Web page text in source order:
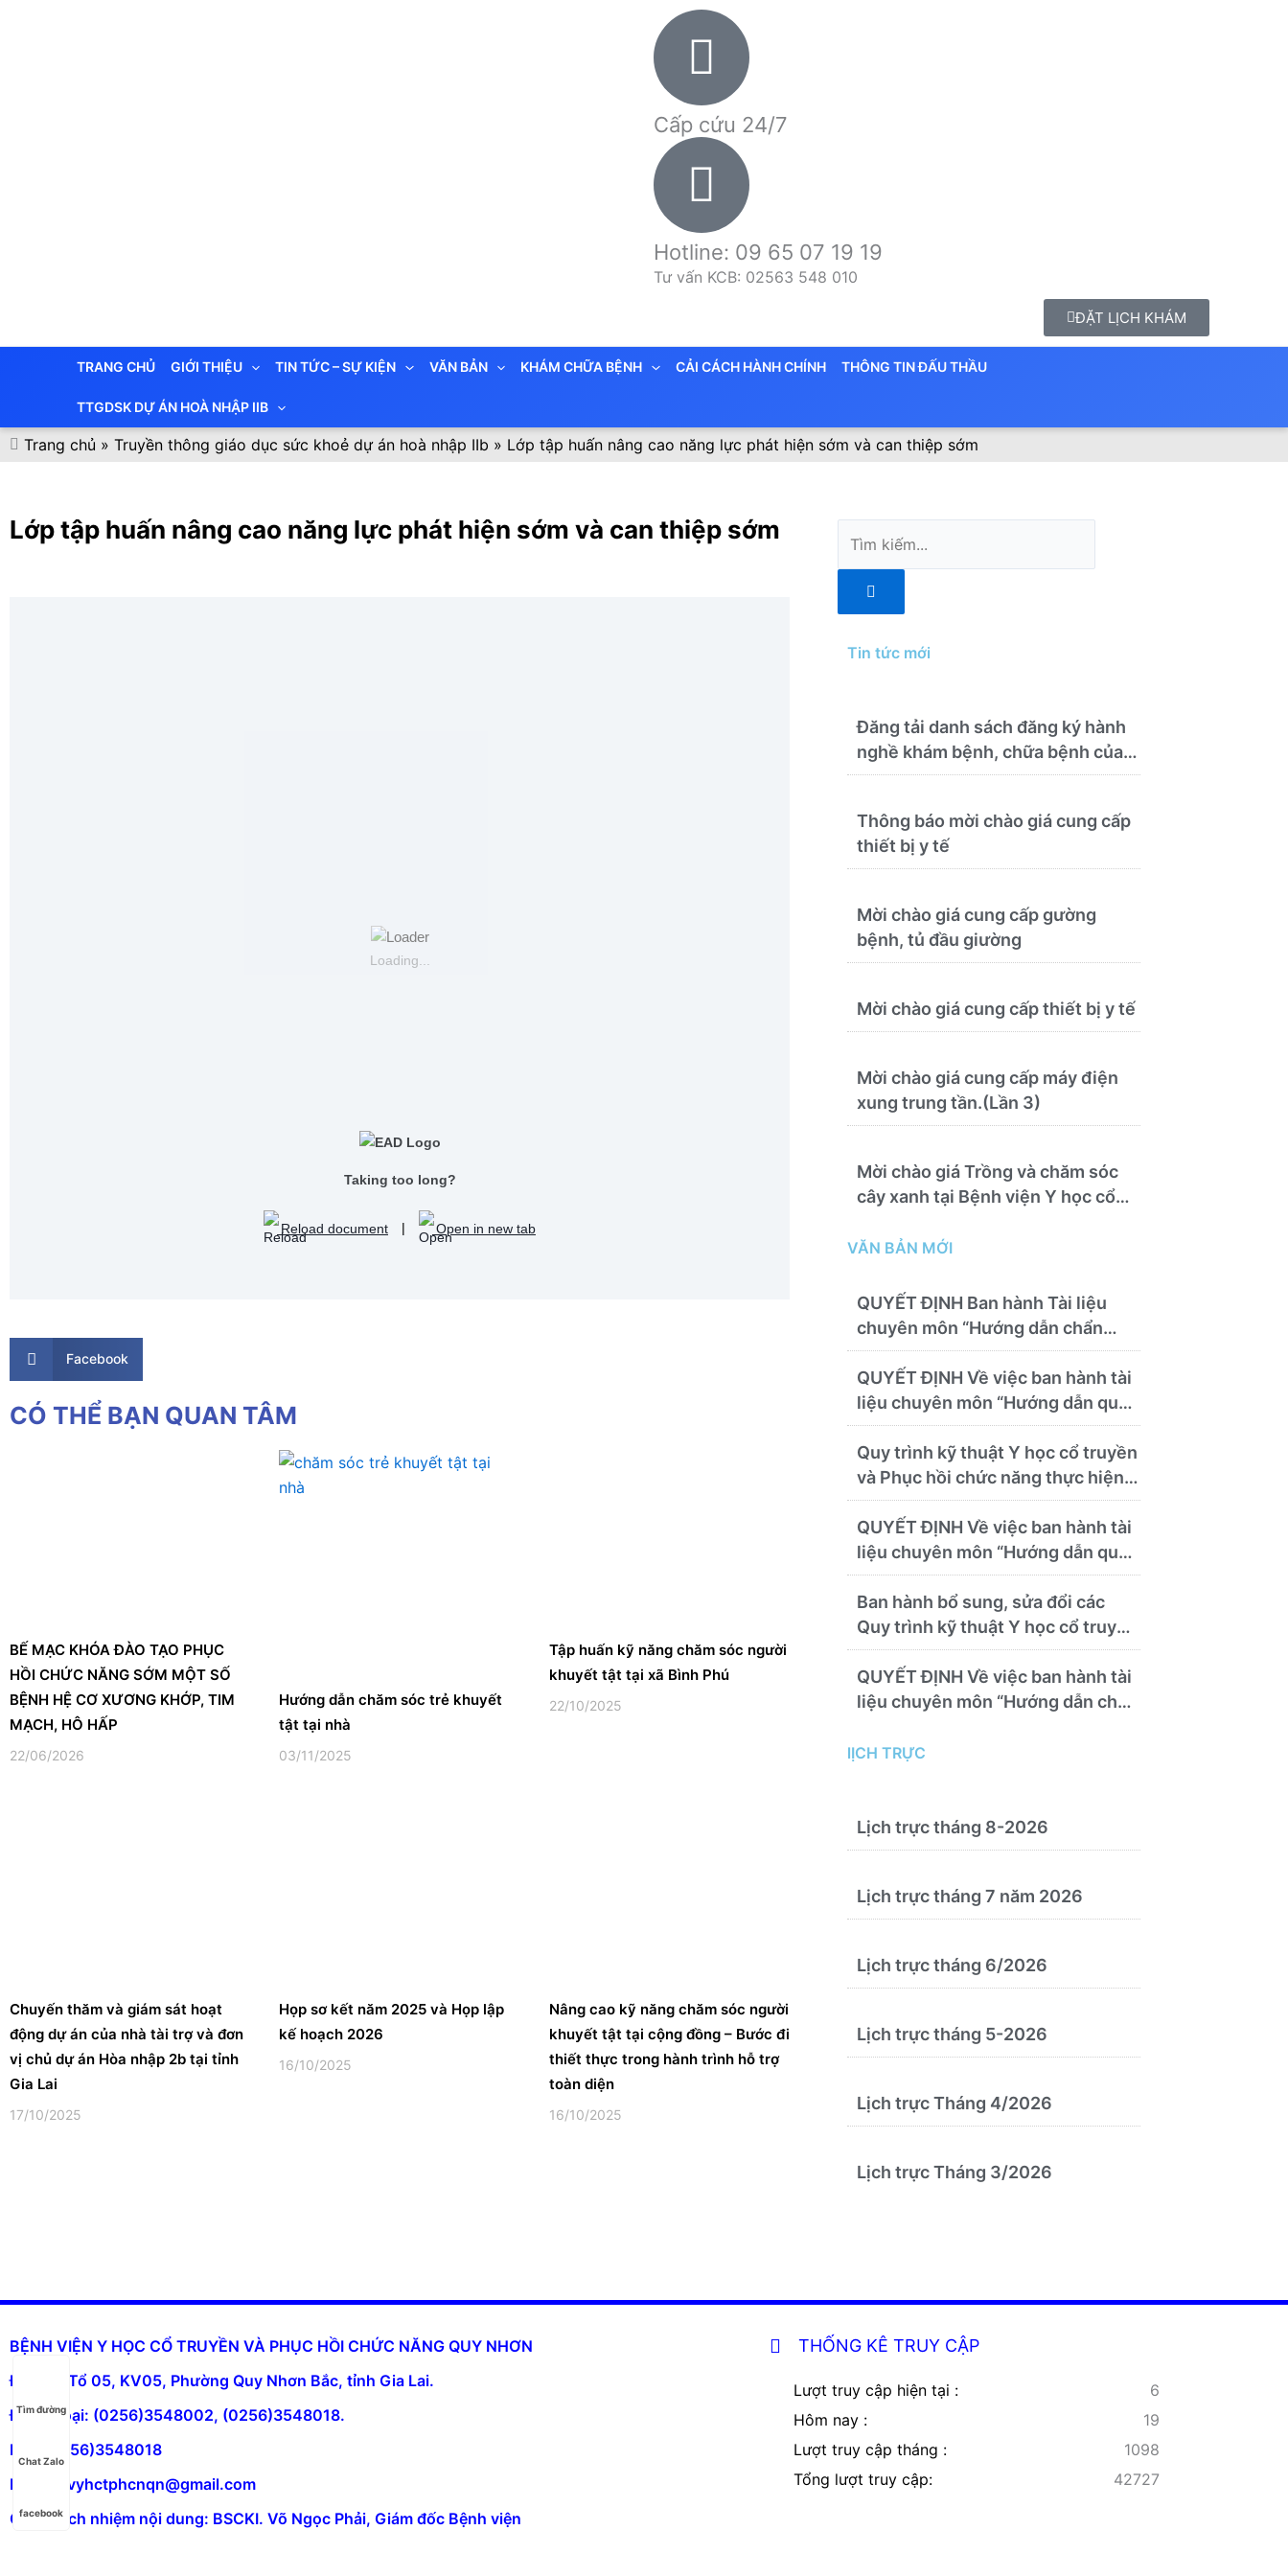
Cấp cứu 24/7
Hotline: 09 65 07 19 19
Tư vấn KCB: 02563 548 010
ĐẶT LỊCH KHÁM
TRANG CHỦ GIỚI THIỆU TIN TỨC – SỰ KIỆN VĂN BẢN KHÁM CHỮA BỆNH CẢI CÁCH HÀNH CHÍNH THÔNG TIN ĐẤU THẦU
TTGDSK DỰ ÁN HOÀ NHẬP IIB
Trang chủ » Truyền thông giáo dục sức khoẻ dự án hoà nhập IIb » Lớp tập huấn nâng cao năng lực phát hiện sớm và can thiệp sớm
Lớp tập huấn nâng cao năng lực phát hiện sớm và can thiệp sớm
Loading...
Taking too long?
Reload document | Open in new tab
Facebook
CÓ THỂ BẠN QUAN TÂM
BẾ MẠC KHÓA ĐÀO TẠO PHỤC
HỒI CHỨC NĂNG SỚM MỘT SỐ
BỆNH HỆ CƠ XƯƠNG KHỚP, TIM
MẠCH, HÔ HẤP
22/06/2026
Hướng dẫn chăm sóc trẻ khuyết
tật tại nhà
03/11/2025
Tập huấn kỹ năng chăm sóc người
khuyết tật tại xã Bình Phú
22/10/2025
Chuyến thăm và giám sát hoạt
động dự án của nhà tài trợ và đơn
vị chủ dự án Hòa nhập 2b tại tỉnh
Gia Lai
17/10/2025
Họp sơ kết năm 2025 và Họp lập
kế hoạch 2026
16/10/2025
Nâng cao kỹ năng chăm sóc người
khuyết tật tại cộng đồng – Bước đi
thiết thực trong hành trình hỗ trợ
toàn diện
16/10/2025
kiếm
Tin tức mới
Đăng tải danh sách đăng ký hành
nghề khám bệnh, chữa bệnh của
Bệnh viện Y học cổ truyền và
(22/6/2026)
Thông báo mời chào giá cung cấp
thiết bị y tế
Mời chào giá cung cấp gường
bệnh, tủ đầu giường
Mời chào giá cung cấp thiết bị y tế
Mời chào giá cung cấp máy điện
xung trung tần.(Lần 3)
Mời chào giá Trồng và chăm sóc
cây xanh tại Bệnh viện Y học cổ
Nhơn năm 2026 ( PL bản Danh
theo)
VĂN BẢN MỚI
QUYẾT ĐỊNH Ban hành Tài liệu
chuyên môn “Hướng dẫn chẩn
đoán và điều trị các bệnh thường
gặp tại Bệnh viện Y học cổ truyền
và Phục hồi chức năng Quy Nhơn”
QUYẾT ĐỊNH Về việc ban hành tài
liệu chuyên môn “Hướng dẫn quy
trình kỹ thuật về chẩn đoán hình
ảnh thuộc chương Điện quang”
Quy trình kỹ thuật Y học cổ truyền
và Phục hồi chức năng thực hiện
tại Bệnh viện
QUYẾT ĐỊNH Về việc ban hành tài
liệu chuyên môn “Hướng dẫn quy
trình kỹ thuật chuyên ngành y học
cổ truyền”
Ban hành bổ sung, sửa đổi các
Quy trình kỹ thuật Y học cổ truyền
và Phục hồi chức năng thực hiện
tại Bệnh viện
QUYẾT ĐỊNH Về việc ban hành tài
liệu chuyên môn “Hướng dẫn chẩn
cổ truyền, kết hợp y học cổ truyền
lỊCH TRỰC
Lịch trực tháng 8-2026
Lịch trực tháng 7 năm 2026
Lịch trực tháng 6/2026
Lịch trực tháng 5-2026
Lịch trực Tháng 4/2026
Lịch trực Tháng 3/2026
BỆNH VIỆN Y HỌC CỔ TRUYỀN VÀ PHỤC HỒI CHỨC NĂNG QUY NHƠN
Địa chỉ: Tổ 05, KV05, Phường Quy Nhơn Bắc, tỉnh Gia Lai.
Điện thoại: (0256)3548002, (0256)3548018.
Fax: (0256)3548018
Email: bvyhctphcnqn@gmail.com
Chịu trách nhiệm nội dung: BSCKI. Võ Ngọc Phải, Giám đốc Bệnh viện
Tìm đường
Chat Zalo
facebook
THỐNG KÊ TRUY CẬP
Lượt truy cập hiện tại :
6
Hôm nay :
19
Lượt truy cập tháng :
1098
Tổng lượt truy cập:
42727